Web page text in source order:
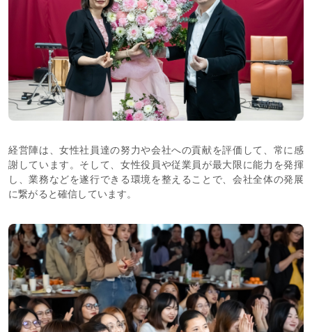
経営陣は、女性社員達の努力や会社への貢献を評価して、常に感
謝しています。そして、女性役員や従業員が最大限に能力を発揮
し、業務などを遂行できる環境を整えることで、会社全体の発展
に繋がると確信しています。